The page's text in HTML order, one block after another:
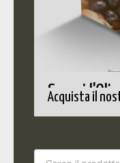
Scopri
Acquista il